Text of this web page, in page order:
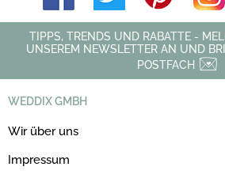
TIPPS, TRENDS UND RABATTE -
UNSEREM NEWSLETTER AN UND
POSTFACH
WEDDIX GMBH
Wir über uns
Impressum